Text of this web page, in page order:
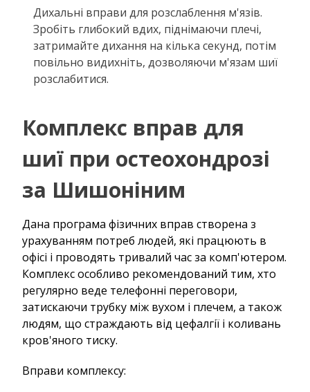
Дихальні вправи для розслаблення м'язів.
Зробіть глибокий вдих, піднімаючи плечі,
затримайте дихання на кілька секунд, потім
повільно видихніть, дозволяючи м'язам шиї
розслабитися.
Комплекс вправ для
шиї при остеохондрозі
за Шишоніним
Дана програма фізичних вправ створена з
урахуванням потреб людей, які працюють в
офісі і проводять тривалий час за комп'ютером.
Комплекс особливо рекомендований тим, хто
регулярно веде телефонні переговори,
затискаючи трубку між вухом і плечем, а також
людям, що страждають від цефалгії і коливань
кров'яного тиску.
Вправи комплексу: